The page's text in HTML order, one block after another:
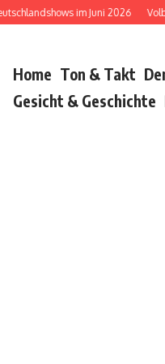
im Juni 2026 Volbeat in
Home Ton & Takt
Gesicht & Geschichte